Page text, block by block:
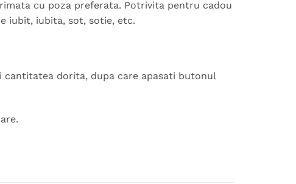
cu poza preferata. Potrivita pentru cadou
iubit, iubita, sot, sotie, etc.
cantitatea dorita, dupa care apasati butonul